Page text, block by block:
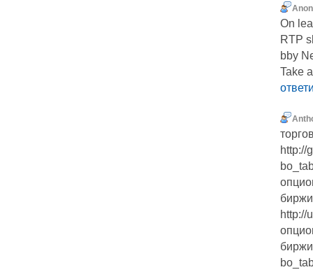
On
RTP
bby
Take
http://
http://